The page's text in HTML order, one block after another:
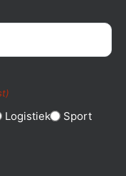
Logistiek
Sport